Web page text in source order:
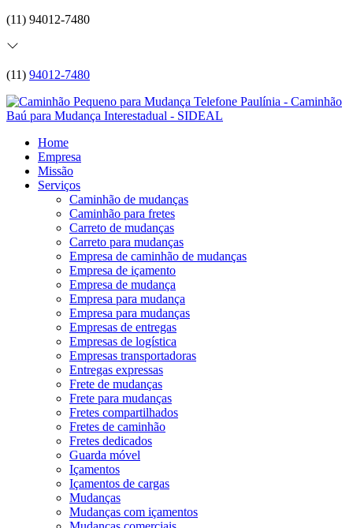
(11) 94012-7480
(11) 94012-7480
Home
Empresa
Missão
Serviços
Caminhão de mudanças
Caminhão para fretes
Carreto de mudanças
Carreto para mudanças
Empresa de caminhão de mudanças
Empresa de içamento
Empresa de mudança
Empresa para mudança
Empresa para mudanças
Empresas de entregas
Empresas de logística
Empresas transportadoras
Entregas expressas
Frete de mudanças
Frete para mudanças
Fretes compartilhados
Fretes de caminhão
Fretes dedicados
Guarda móvel
Içamentos
Içamentos de cargas
Mudanças
Mudanças com içamentos